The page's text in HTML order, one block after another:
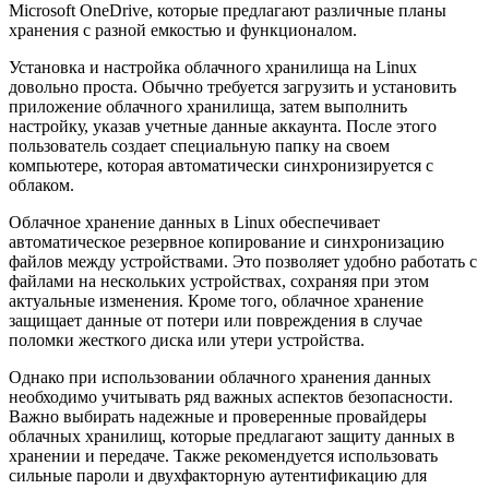
Microsoft OneDrive, которые предлагают различные планы
хранения с разной емкостью и функционалом.
Установка и настройка облачного хранилища на Linux
довольно проста. Обычно требуется загрузить и установить
приложение облачного хранилища, затем выполнить
настройку, указав учетные данные аккаунта. После этого
пользователь создает специальную папку на своем
компьютере, которая автоматически синхронизируется с
облаком.
Облачное хранение данных в Linux обеспечивает
автоматическое резервное копирование и синхронизацию
файлов между устройствами. Это позволяет удобно работать с
файлами на нескольких устройствах, сохраняя при этом
актуальные изменения. Кроме того, облачное хранение
защищает данные от потери или повреждения в случае
поломки жесткого диска или утери устройства.
Однако при использовании облачного хранения данных
необходимо учитывать ряд важных аспектов безопасности.
Важно выбирать надежные и проверенные провайдеры
облачных хранилищ, которые предлагают защиту данных в
хранении и передаче. Также рекомендуется использовать
сильные пароли и двухфакторную аутентификацию для